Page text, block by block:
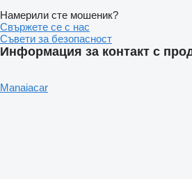
Намерили сте мошеник?
Свържете се с нас
Съвети за безопасност
Информация за контакт с
Manaiacar